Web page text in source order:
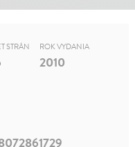
STRÁN ROK VYDANIA
2010